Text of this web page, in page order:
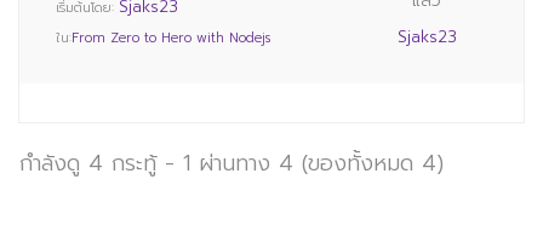
เริ่มต้นโดย: Sjaks23
ใน:From Zero to Hero with Nodejs Sjaks23
กำลังดู 4 กระทู้ - 1 ผ่านทาง 4 (ของทั้งหมด 4)